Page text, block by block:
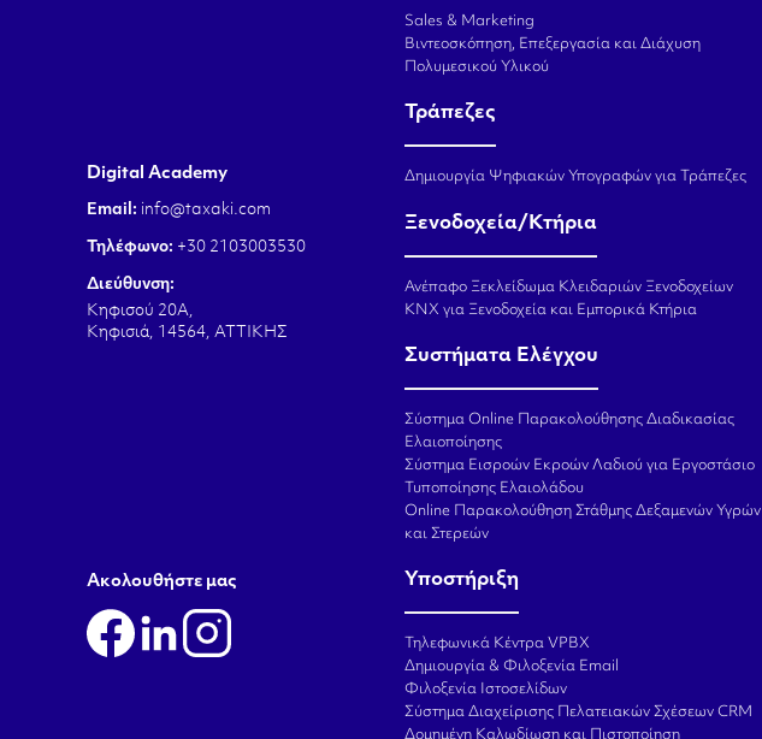
Sales & Marketing
Βιντεοσκόπηση, Επεξεργασία και Διάχυση
Πολυμεσικού Υλικού
Τράπεζες
Δημιουργία Ψηφιακών Υπογραφών για Τράπεζες
Ξενοδοχεία/Κτήρια
Ανέπαφο Ξεκλείδωμα Κλειδαριών Ξενοδοχείων
KNX για Ξενοδοχεία και Εμπορικά Κτήρια
Συστήματα Ελέγχου
Σύστημα Online Παρακολούθησης Διαδικασίας
Ελαιοποίησης
Σύστημα Εισροών Εκροών Λαδιού για Εργοστάσιο
Τυποποίησης Ελαιολάδου
Online Παρακολούθηση Στάθμης Δεξαμενών Υγρών
και Στερεών
Υποστήριξη
Τηλεφωνικά Κέντρα VPBX
Δημιουργία & Φιλοξενία Email
Φιλοξενία Ιστοσελίδων
Σύστημα Διαχείρισης Πελατειακών Σχέσεων CRM
Δομημένη Καλωδίωση και Πιστοποίηση
Digital Academy
Email: info@taxaki.com
Τηλέφωνο: +30 2103003530
Διεύθυνση:
Κηφισού 20Α,
Κηφισιά, 14564, ΑΤΤΙΚΗΣ
Aκολουθήστε μας